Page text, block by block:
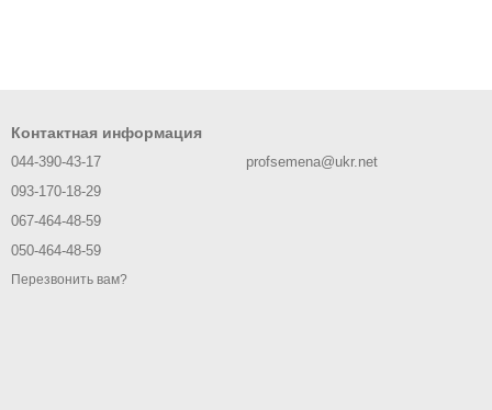
Контактная информация
044-390-43-17
093-170-18-29
067-464-48-59
050-464-48-59
Перезвонить вам?
profsemena@ukr.net